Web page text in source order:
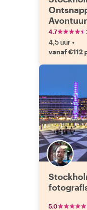
4.7
4,5 uur •
vanaf €112
5.0